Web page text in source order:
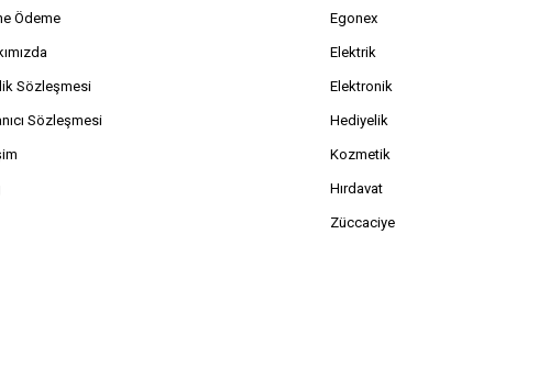
Ödeme
Sözleşmesi
Sözleşmesi
Egonex
Elektrik
Elektronik
Hediyelik
Kozmetik
Hırdavat
Züccaciye